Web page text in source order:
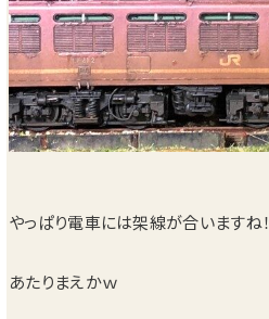
やっぱり電車には架線が合いますね！
あたりまえかｗ